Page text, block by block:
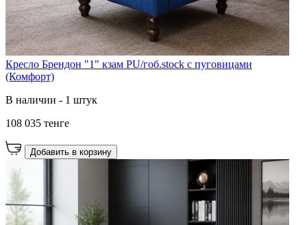
Кресло Брендон "1" кзам PU/гоб.stock с пуговицами
(Комфорт)
В наличии - 1 штук
108 035 тенге
Добавить в корзину